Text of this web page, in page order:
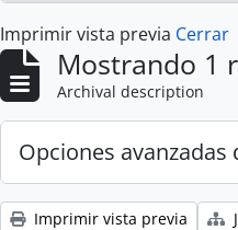
Imprimir vista previa Cerrar
Mostrando 1
Archival description
Opciones avanzadas
Imprimir vista previa